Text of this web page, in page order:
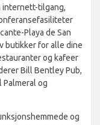
tilgang,
Playa de San
butikker for alle dine
og kafeer
Bill Bentley Pub,
Palmeral og
og